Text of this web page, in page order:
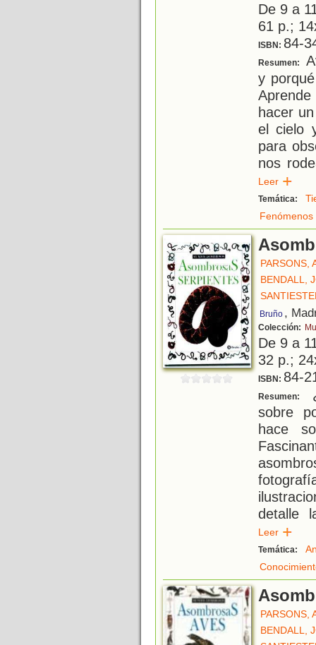
De 9 a
61 p.;
ISBN: 84-
Resumen:
y
hacer
el cielo
para
nos
Leer
Temática:
PARSONS,
BENDALL,
Bruño ,
Colección:
De 9 a
32 p.;
ISBN: 84-
Resumen:
sobre
hace
detalle
Leer
Temática:
PARSONS,
BENDALL,